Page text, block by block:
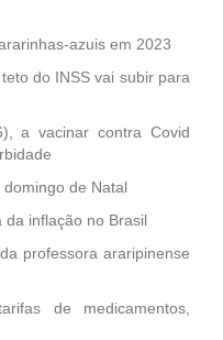
azuis em 2023
do INSS vai subir para
a vacinar contra Covid
de Natal
da inflação no Brasil
professora araripinense
de medicamentos,